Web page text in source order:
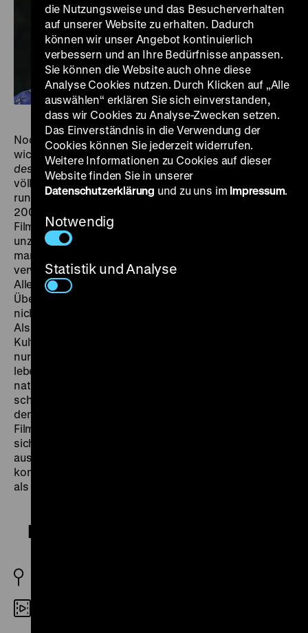
Noch heute ist sie eine Legende. Obwohl ihre beiden
wichtigsten Werke – die Hitler-VerherrlichungTriumph
des Willens(1935) und die Verherrlichung eines
völkischen SchönheitsidealsOlympia
rund 90 Jahre zurückliegen, ist Leni Riefenstahl (1902-
2003) wohl die international bekannteste deutsche
Filmregisseurin. Sie lieferte die Bilder, die seitdem
unzählige Male reproduziert, zitiert, imitiert wurden, die
man als Beweise heranzog, zu Propagandazwecken
verwendete und immer wieder aus dem Kontext riss.
Allein das schon reicht, um in einer Zeit des
Überflusses an Bildern und ihrer Fälschungen das
nicht erlahmende Interesse an Riefenstahl zu erklären.
Als 2016 ihr Nachlass an die Stiftung Preußischer
Kulturbesitz übergeben wurde, fanden sich darin nicht
nur Unmengen von Dokumenten, die Riefenstahls
lebenslanges Leugnen ihrer Komplizenschaft mit der
nationalsozialistischen Diktatur zu bestätigen
schienen. Gegen den Strich gelesen, ermöglichten sie
dem Dokumentarfilmer Andres Veiel auch, die von der
Filmemacherin selbst geschaffenen Legenden über
sich und ihr Leben zu dekonstruieren und den Wald
aus Lügen und Halbwahrheiten zu lichten. In den Blick
kommen nicht ihre Filme selbst, sondern Riefenstahl
als öffentliche Person und Projektionsfläche. (ps)
Riefenstahl
die Nutzungsweise und das Besucherverhalten
auf unserer Website zu erhalten. Dadurch
können wir unser Angebot kontinuierlich
verbessern und an Ihre Bedürfnisse anpassen.
Sie können die Website auch ohne diese
Analyse Cookies nutzen. Durch Klicken auf „Alle
auswählen“ erklären Sie sich einverstanden,
dass wir Cookies zu Analyse-Zwecken setzen.
Das Einverständnis in die Verwendung der
Cookies können Sie jederzeit widerrufen.
Weitere Informationen zu Cookies auf dieser
Website finden Sie in unserer
Datenschutzerklärung und zu uns im Impressum.
Notwendig
Statistik und Analyse